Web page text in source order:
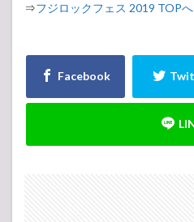
⇒フジロックフェス 2019 TOPへ